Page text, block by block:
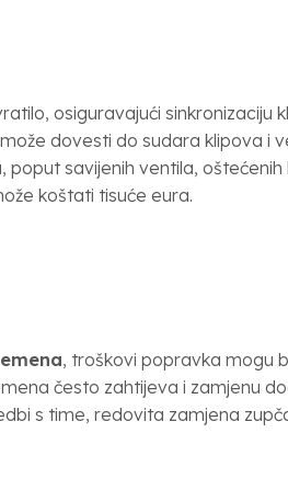
osiguravajući sinkronizaciju
dovesti do sudara klipova i
savijenih ventila, oštećenih
koštati tisuće eura.
, troškovi popravka mogu
često zahtijeva i zamjenu
s time, redovita zamjena